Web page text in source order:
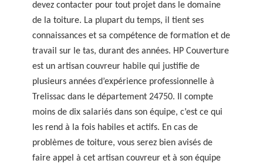
devez contacter pour tout projet dans le domaine
de la toiture. La plupart du temps, il tient ses
connaissances et sa compétence de formation et de
travail sur le tas, durant des années. HP Couverture
est un artisan couvreur habile qui justifie de
plusieurs années d’expérience professionnelle à
Trelissac dans le département 24750. Il compte
moins de dix salariés dans son équipe, c’est ce qui
les rend à la fois habiles et actifs. En cas de
problèmes de toiture, vous serez bien avisés de
faire appel à cet artisan couvreur et à son équipe